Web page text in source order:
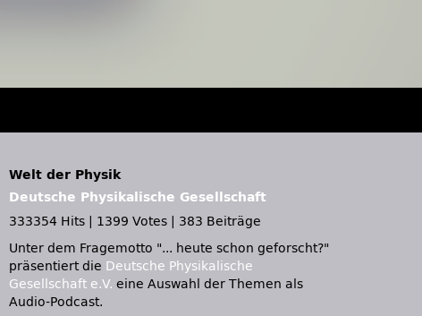
Welt der Physik
Deutsche Physikalische Gesellschaft
333354 Hits
1399 Votes
383 Beiträge
Unter dem Fragemotto
... heute schon geforscht?
präsentiert die Deutsche Physikalische
Gesellschaft e.V. eine Auswahl der Themen als
Audio-Podcast.